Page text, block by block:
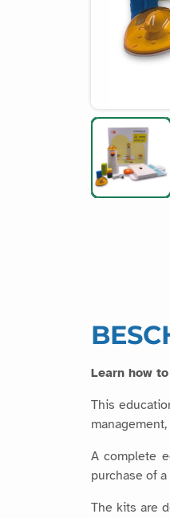
Learn how
This
A complete
purchase of
The kits are